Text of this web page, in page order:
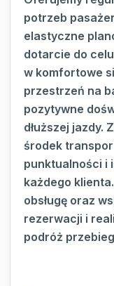
potrzeb
elastyczne
dotarcie do
w komfortowe
przestrzeń na
pozytywne
dłuższej jazdy.
środek
punktualności i
każdego
obsługę oraz
rezerwacji i
podróż